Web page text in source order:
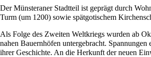
Der Münsteraner Stadtteil ist geprägt durch
Turm (um 1200) sowie spätgotischem
Als Folge des Zweiten Weltkriegs wurden ab
nahen Bauernhöfen untergebracht. Spannungen
ihrer Geschichte. An die Herkunft der neuen